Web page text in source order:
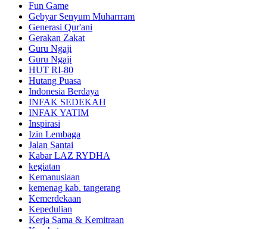
Fun Game
Gebyar Senyum Muharrram
Generasi Qur'ani
Gerakan Zakat
Guru Ngaji
Guru Ngaji
HUT RI-80
Hutang Puasa
Indonesia Berdaya
INFAK SEDEKAH
INFAK YATIM
Inspirasi
Izin Lembaga
Jalan Santai
Kabar LAZ RYDHA
kegiatan
Kemanusiaan
kemenag kab. tangerang
Kemerdekaan
Kepedulian
Kerja Sama & Kemitraan